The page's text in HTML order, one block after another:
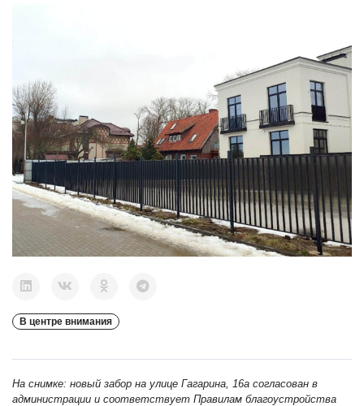
В центре внимания
На снимке: новый забор на улице Гагарина, 16а согласован в
администрации и соответствует Правилам благоустройства